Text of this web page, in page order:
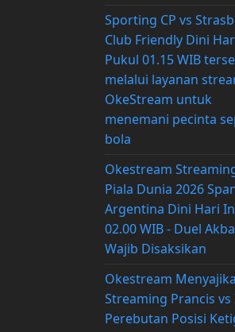
Sporting CP vs
Club Friendly Dini
Pukul 01.15 WIB
melalui layanan
OkeStream untuk
menemani pecinta
bola
Okestream
Piala Dunia 2026
Argentina Dini Hari
02.00 WIB - Duel
Wajib Disaksikan
Okestream
Streaming Prancis
Perebutan Posisi